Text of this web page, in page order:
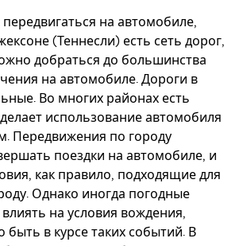
на автомобиле,
(Теннесли) есть сеть дорог,
добраться до большинства
на автомобиле. Дороги в
Во многих районах есть
использование автомобиля
Передвижения по городу
поездки на автомобиле, и
как правило, подходящие для
Однако иногда погодные
на условия вождения,
быть в курсе таких событий. В